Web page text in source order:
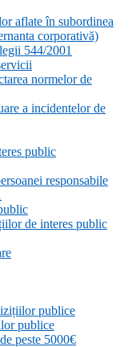
aflate în subordinea
corporativă)
544/2001
normelor de
a incidentelor de
public
responsabile
de interes public
publice
publice
peste 5000€